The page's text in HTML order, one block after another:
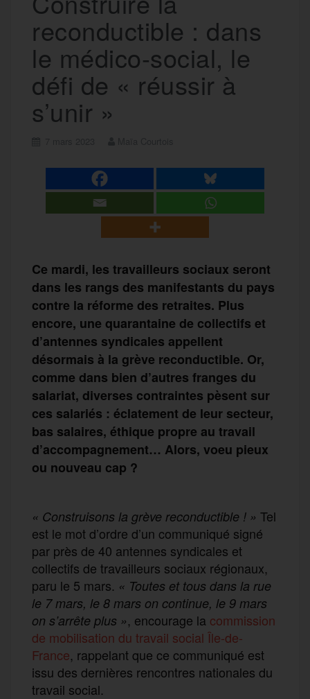
reconductible : dans
le médico-social, le
défi de « réussir à
s’unir »
Ce mardi, les travailleurs sociaux seront
dans les rangs des manifestants du pays
contre la réforme des retraites. Plus
encore, une quarantaine de collectifs et
d’antennes syndicales appellent
désormais à la grève reconductible. Or,
comme dans bien d’autres franges du
salariat, diverses contraintes pèsent sur
ces salariés : éclatement de leur secteur,
bas salaires, éthique propre au travail
d’accompagnement… Alors, voeu pieux
ou nouveau cap ?
« Construisons la grève reconductible ! » Tel
est le mot d’ordre d’un communiqué signé
par près de 40 antennes syndicales et
collectifs de travailleurs sociaux régionaux,
paru le 5 mars. « Toutes et tous dans la rue
le 7 mars, le 8 mars on continue, le 9 mars
on s’arrête plus », encourage la commission
de mobilisation du travail social Île-de-
France, rappelant que ce communiqué est
issu des dernières rencontres nationales du
travail social.